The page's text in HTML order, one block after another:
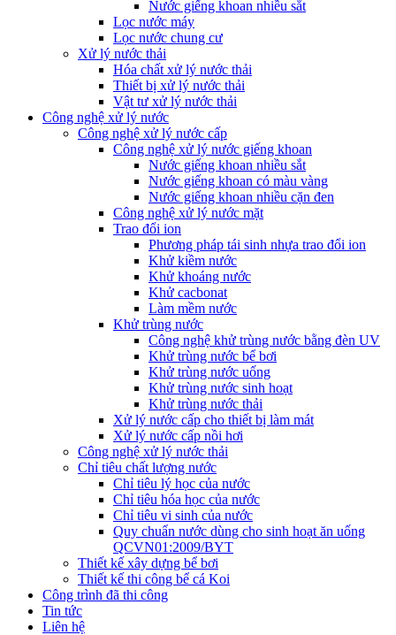
Nước giếng khoan nhiều sắt
Lọc nước máy
Lọc nước chung cư
Xử lý nước thải
Hóa chất xử lý nước thải
Thiết bị xử lý nước thải
Vật tư xử lý nước thải
Công nghệ xử lý nước
Công nghệ xử lý nước cấp
Công nghệ xử lý nước giếng khoan
Nước giếng khoan nhiều sắt
Nước giếng khoan có màu vàng
Nước giếng khoan nhiều cặn đen
Công nghệ xử lý nước mặt
Trao đổi ion
Phương pháp tái sinh nhựa trao đổi ion
Khử kiềm nước
Khử khoáng nước
Khử cacbonat
Làm mềm nước
Khử trùng nước
Công nghệ khử trùng nước bằng đèn UV
Khử trùng nước bể bơi
Khử trùng nước uống
Khử trùng nước sinh hoạt
Khử trùng nước thải
Xử lý nước cấp cho thiết bị làm mát
Xử lý nước cấp nồi hơi
Công nghệ xử lý nước thải
Chỉ tiêu chất lượng nước
Chỉ tiêu lý học của nước
Chỉ tiêu hóa học của nước
Chỉ tiêu vi sinh của nước
Quy chuẩn nước dùng cho sinh hoạt ăn uống
QCVN01:2009/BYT
Thiết kế xây dựng bể bơi
Thiết kế thi công bể cá Koi
Công trình đã thi công
Tin tức
Liên hệ